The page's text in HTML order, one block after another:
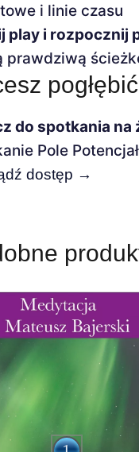
i linie czasu
play i rozpocznij
prawdziwą
do spotkania na
Pole
dostęp →